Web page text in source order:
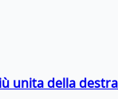
unita della